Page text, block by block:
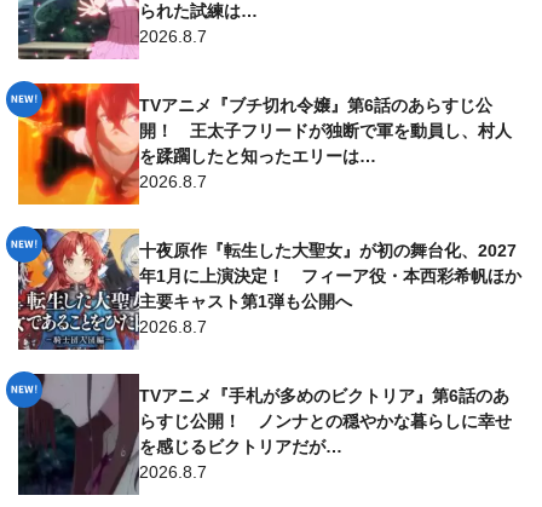
られた試練は…
2026.8.7
TVアニメ『ブチ切れ令嬢』第6話のあらすじ公
開！ 王太子フリードが独断で軍を動員し、村人
を蹂躙したと知ったエリーは…
2026.8.7
十夜原作『転生した大聖女』が初の舞台化、2027
年1月に上演決定！ フィーア役・本西彩希帆ほか
主要キャスト第1弾も公開へ
2026.8.7
TVアニメ『手札が多めのビクトリア』第6話のあ
らすじ公開！ ノンナとの穏やかな暮らしに幸せ
を感じるビクトリアだが…
2026.8.7